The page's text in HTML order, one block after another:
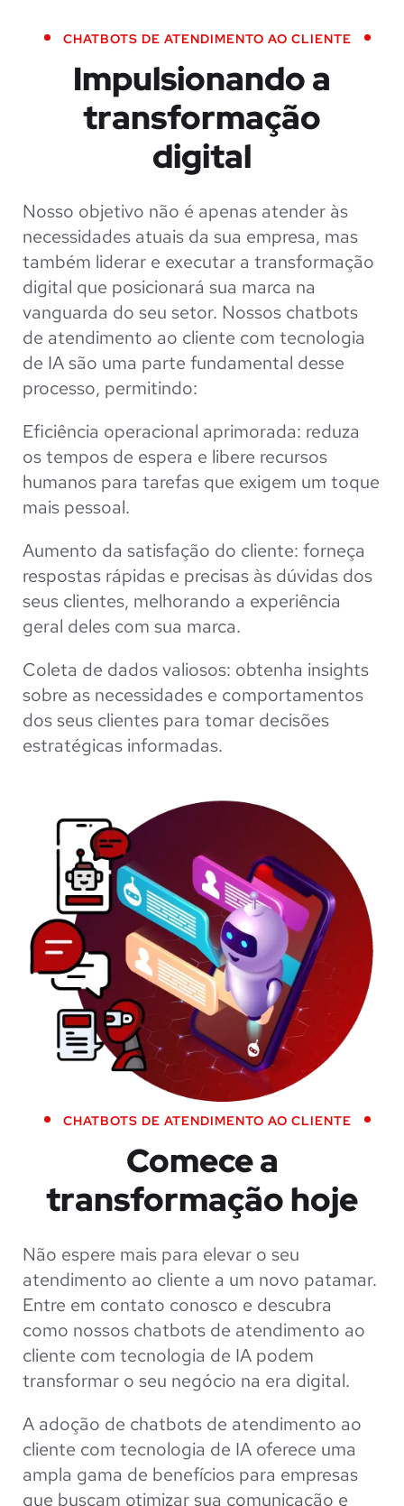
CHATBOTS DE ATENDIMENTO AO CLIENTE
Impulsionando a
transformação
digital
Nosso objetivo não é apenas atender às
necessidades atuais da sua empresa, mas
também liderar e executar a transformação
digital que posicionará sua marca na
vanguarda do seu setor. Nossos chatbots
de atendimento ao cliente com tecnologia
de IA são uma parte fundamental desse
processo, permitindo:
Eficiência operacional aprimorada: reduza
os tempos de espera e libere recursos
humanos para tarefas que exigem um toque
mais pessoal.
Aumento da satisfação do cliente: forneça
respostas rápidas e precisas às dúvidas dos
seus clientes, melhorando a experiência
geral deles com sua marca.
Coleta de dados valiosos: obtenha insights
sobre as necessidades e comportamentos
dos seus clientes para tomar decisões
estratégicas informadas.
CHATBOTS DE ATENDIMENTO AO CLIENTE
Comece a
transformação hoje
Não espere mais para elevar o seu
atendimento ao cliente a um novo patamar.
Entre em contato conosco e descubra
como nossos chatbots de atendimento ao
cliente com tecnologia de IA podem
transformar o seu negócio na era digital.
A adoção de chatbots de atendimento ao
cliente com tecnologia de IA oferece uma
ampla gama de benefícios para empresas
que buscam otimizar sua comunicação e